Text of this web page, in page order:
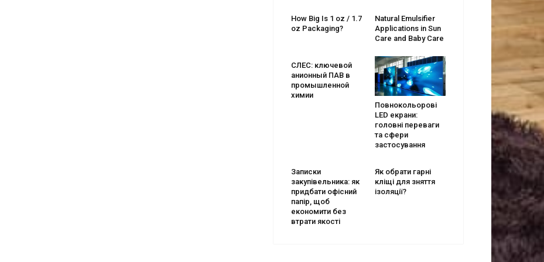
How Big Is 1 oz / 1.7
oz Packaging?
Natural Emulsifier
Applications in Sun
Care and Baby Care
СЛЕС: ключевой
анионный ПАВ в
промышленной
химии
Повнокольорові
LED екрани:
головні переваги
та сфери
застосування
Записки
закупівельника: як
придбати офісний
папір, щоб
економити без
втрати якості
Як обрати гарні
кліщі для зняття
ізоляції?